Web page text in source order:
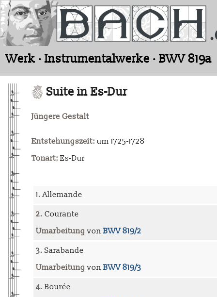
Werk · Instrumentalwerke · BWV 819a
Suite in Es-Dur
Jüngere Gestalt
Entstehungszeit: um 1725-1728
Tonart: Es-Dur
1.Allemande
2. Courante
Umarbeitung von BWV 819/2
3. Sarabande
Umarbeitung von BWV 819/3
4. Bourée